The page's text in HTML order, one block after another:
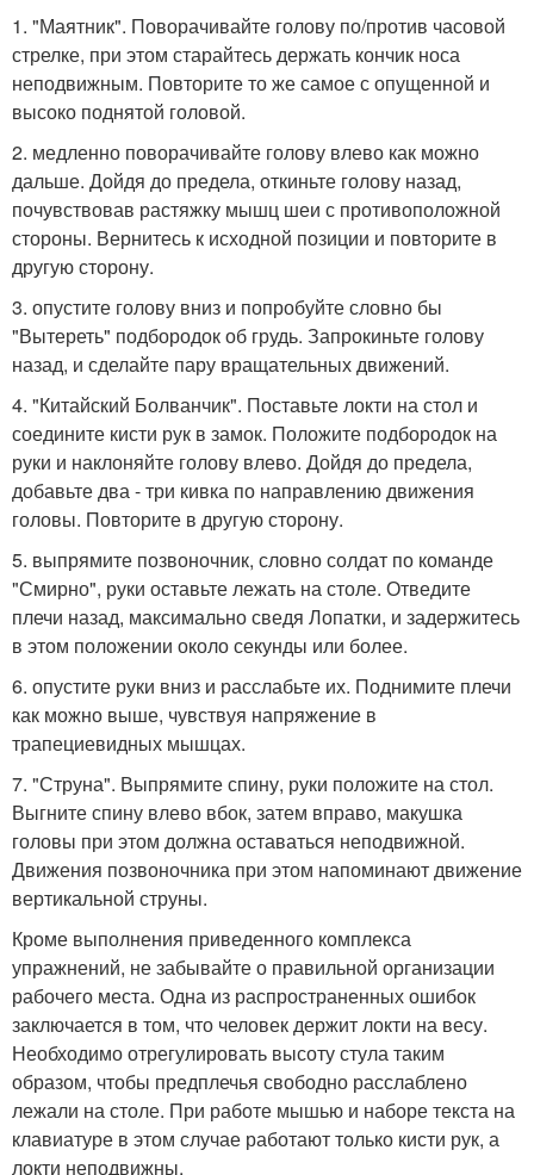
1. "Маятник". Поворачивайте голову по/против часовой
стрелке, при этом старайтесь держать кончик носа
неподвижным. Повторите то же самое с опущенной и
высоко поднятой головой.
2. медленно поворачивайте голову влево как можно
дальше. Дойдя до предела, откиньте голову назад,
почувствовав растяжку мышц шеи с противоположной
стороны. Вернитесь к исходной позиции и повторите в
другую сторону.
3. опустите голову вниз и попробуйте словно бы
"Вытереть" подбородок об грудь. Запрокиньте голову
назад, и сделайте пару вращательных движений.
4. "Китайский Болванчик". Поставьте локти на стол и
соедините кисти рук в замок. Положите подбородок на
руки и наклоняйте голову влево. Дойдя до предела,
добавьте два - три кивка по направлению движения
головы. Повторите в другую сторону.
5. выпрямите позвоночник, словно солдат по команде
"Смирно", руки оставьте лежать на столе. Отведите
плечи назад, максимально сведя Лопатки, и задержитесь
в этом положении около секунды или более.
6. опустите руки вниз и расслабьте их. Поднимите плечи
как можно выше, чувствуя напряжение в
трапециевидных мышцах.
7. "Струна". Выпрямите спину, руки положите на стол.
Выгните спину влево вбок, затем вправо, макушка
головы при этом должна оставаться неподвижной.
Движения позвоночника при этом напоминают движение
вертикальной струны.
Кроме выполнения приведенного комплекса
упражнений, не забывайте о правильной организации
рабочего места. Одна из распространенных ошибок
заключается в том, что человек держит локти на весу.
Необходимо отрегулировать высоту стула таким
образом, чтобы предплечья свободно расслаблено
лежали на столе. При работе мышью и наборе текста на
клавиатуре в этом случае работают только кисти рук, а
локти неподвижны.